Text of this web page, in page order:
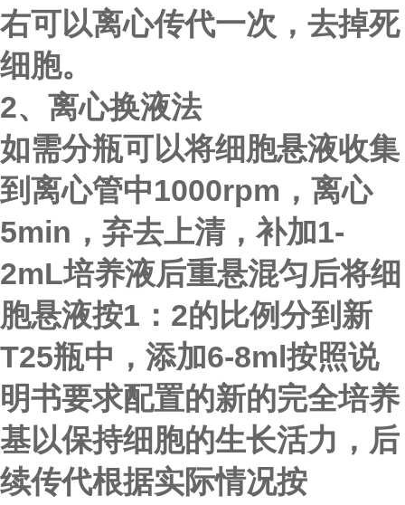
右可以离心传代一次，去掉死
细胞。
2、离心换液法
如需分瓶可以将细胞悬液收集
到离心管中1000rpm，离心
5min，弃去上清，补加1-
2mL培养液后重悬混匀后将细
胞悬液按1：2的比例分到新
T25瓶中，添加6-8ml按照说
明书要求配置的新的完全培养
基以保持细胞的生长活力，后
续传代根据实际情况按